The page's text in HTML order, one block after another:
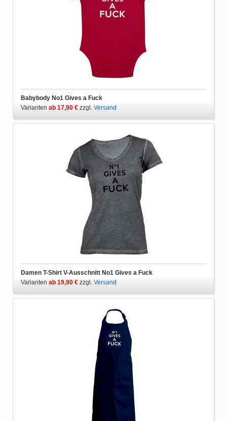
Babybody No1 Gives a Fuck
Varianten ab 17,90 € zzgl. Versand
Damen T-Shirt V-Ausschnitt No1 Gives a Fuck
Varianten ab 19,90 € zzgl. Versand